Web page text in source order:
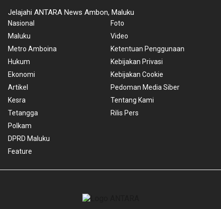
Jelajahi ANTARA News Ambon, Maluku
Nasional
Maluku
Metro Amboina
Hukum
Ekonomi
Artikel
Kesra
Tetangga
Polkam
DPRD Maluku
Feature
Foto
Video
Ketentuan Penggunaan
Kebijakan Privasi
Kebijakan Cookie
Pedoman Media Siber
Tentang Kami
Rilis Pers